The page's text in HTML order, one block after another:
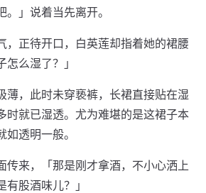
」说着当先离开。
，正待开口，白英莲却指着她的裙腰
么湿了？」
薄，此时未穿亵裤，长裙直接贴在湿
时就已湿透。尤为难堪的是这裙子本
透明一般。
传来，「那是刚才拿酒，不小心洒上
股酒味儿？」